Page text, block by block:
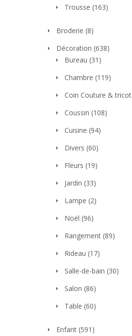
Trousse (163)
Broderie (8)
Décoration (638)
Bureau (31)
Chambre (119)
Coin Couture & tricot
Coussin (108)
Cuisine (94)
Divers (60)
Fleurs (19)
Jardin (33)
Lampe (2)
Noël (96)
Rangement (89)
Rideau (17)
Salle-de-bain (30)
Salon (86)
Table (60)
Enfant (591)